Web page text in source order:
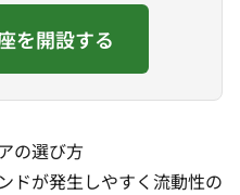
を開設する
の選び方
ドが発生しやすく流動性の